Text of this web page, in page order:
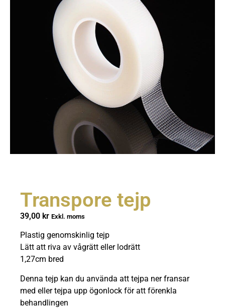
Transpore tejp
39,00 kr Exkl. moms
Plastig genomskinlig tejp
Lätt att riva av vågrätt eller lodrätt
1,27cm bred
Denna tejp kan du använda att tejpa ner fransar
med eller tejpa upp ögonlock för att förenkla
behandlingen